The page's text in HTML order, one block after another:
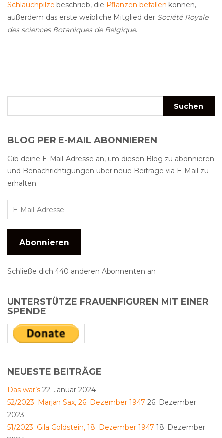
Schlauchpilze beschrieb, die Pflanzen befallen können,
außerdem das erste weibliche Mitglied der Société Royale
des sciences Botaniques de Belgique.
BLOG PER E-MAIL ABONNIEREN
Gib deine E-Mail-Adresse an, um diesen Blog zu abonnieren
und Benachrichtigungen über neue Beiträge via E-Mail zu
erhalten.
Abonnieren
Schließe dich 440 anderen Abonnenten an
UNTERSTÜTZE FRAUENFIGUREN MIT EINER
SPENDE
NEUESTE BEITRÄGE
Das war’s 22. Januar 2024
52/2023: Marjan Sax, 26. Dezember 1947 26. Dezember
2023
51/2023: Gila Goldstein, 18. Dezember 1947 18. Dezember